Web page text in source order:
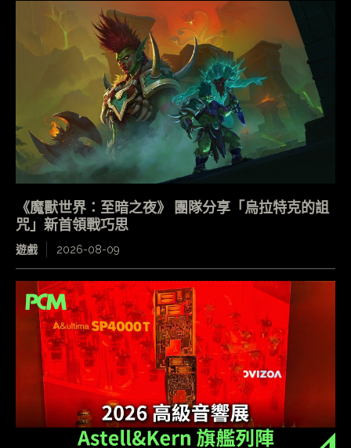
《魔獸世界：至暗之夜》 團隊分享「烏拉特克的詛
咒」新首領戰巧思
遊戲 2026-08-09